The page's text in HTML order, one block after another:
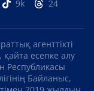
9k 24
агенттікті
есепке алу
Республикасы
Байланыс,